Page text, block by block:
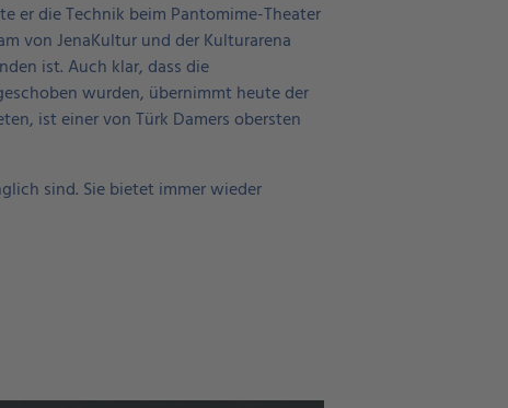
er die Technik beim Pantomime-Theater
von JenaKultur und der Kulturarena
ist. Auch klar, dass die
wurden, übernimmt heute der
ist einer von Türk Damers obersten
sind. Sie bietet immer wieder